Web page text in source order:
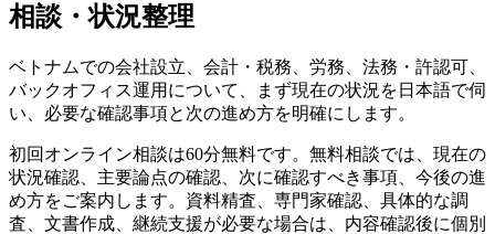
相談・状況整理
ベトナムでの会社設立、会計・税務、労務、法務・許認可、
バックオフィス運用について、まず現在の状況を日本語で伺
い、必要な確認事項と次の進め方を明確にします。
初回オンライン相談は60分無料です。無料相談では、現在の
状況確認、主要論点の確認、次に確認すべき事項、今後の進
め方をご案内します。資料精査、専門家確認、具体的な調
査、文書作成、継続支援が必要な場合は、内容確認後に個別